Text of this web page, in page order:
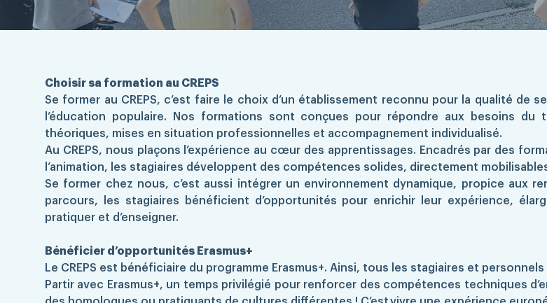
Choisir sa formation au CREPS
Se former au CREPS, c’est faire le choix d’un établissement reconnu pour la qualité de
l’éducation populaire. Nos formations sont conçues pour répondre aux besoins
théoriques, mises en situation professionnelles et accompagnement individualisé.
Au CREPS, nous plaçons l’expérience au cœur des apprentissages. Encadrés par des
l’animation, les stagiaires développent des compétences solides, directement
Se former chez nous, c’est aussi intégrer un environnement dynamique, propice aux
parcours, les stagiaires bénéficient d’opportunités pour enrichir leur expérience,
pratiquer et d’enseigner.
Bénéficier d’opportunités Erasmus+
Le CREPS est bénéficiaire du programme Erasmus+. Ainsi, tous les stagiaires et
Partir avec Erasmus+, un temps privilégié pour renforcer des compétences techniques